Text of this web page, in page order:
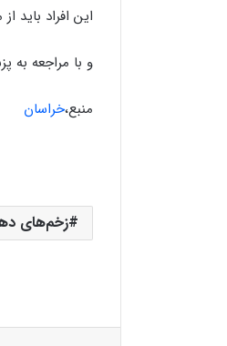
این افراد باید
و با مراجعه به
منبع،خراسان
زخم‌های